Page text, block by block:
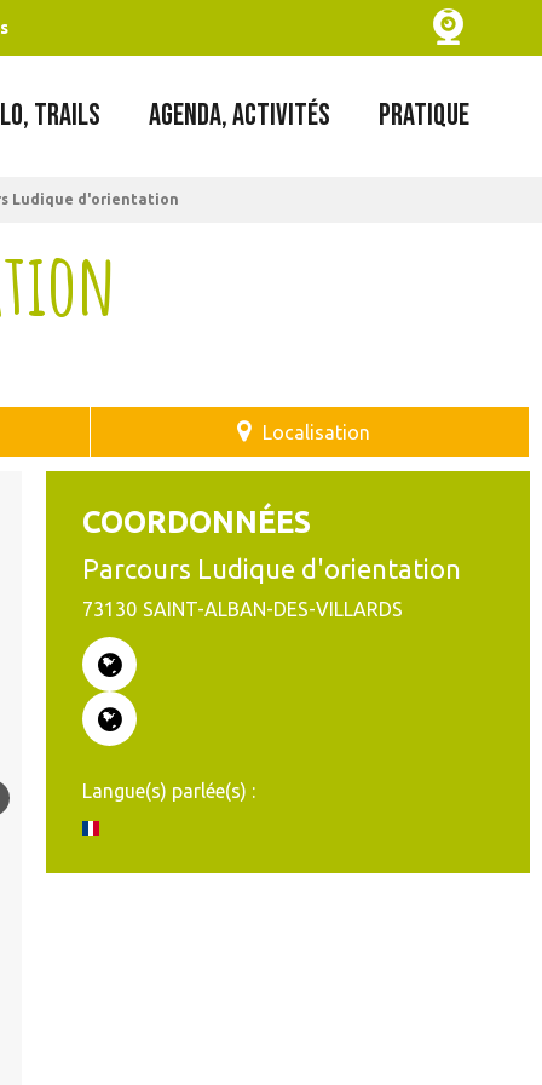
TRAILS AGENDA, ACTIVITÉS PRATIQUE
Ludique d'orientation
Localisation
COORDONNÉES
Parcours Ludique d'orientation
73130 SAINT-ALBAN-DES-VILLARDS
Langue(s) parlée(s) :